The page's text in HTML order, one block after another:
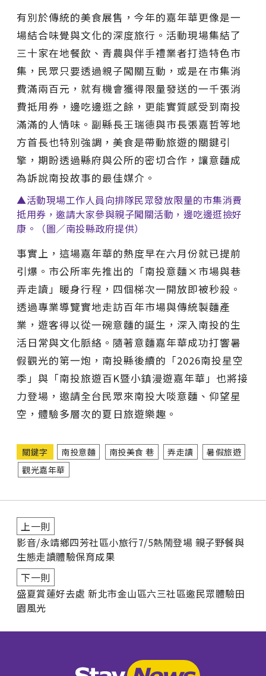
有別於傳統的美食展售，今年的嘉年華更像是一
場結合味覺與文化的深度旅行。活動現場集結了
三十家在地餐飲、青農與伴手禮業者打造特色市
集，民眾只要透過親子闖關互動，或是在市集消
費滿兩百元，就有機會獲得限量發送的一千張消
費抵用券，邊吃邊逛之餘，更能實質感受到南投
滿滿的人情味。副縣長王瑞德與市長張嘉哲等地
方首長也特別強調，美食是帶動旅遊的關鍵引
擎，期盼透過縣府與公所的密切合作，讓意麵成
為訴說南投故事的最佳媒介。
▲活動現場工作人員向排隊民眾發放限量的市集消費
抵用券，邀請大家參與親子闖關活動，邊吃邊逛撿好
康。（圖／南投縣政府提供）
事實上，這場嘉年華的熱度早在六月份就已提前
引爆。市公所率先推出的「南投意麵×市場與巷
弄走讀」暖身行程，四個梯次一開放即被秒殺。
透過專業導覽實地走訪百年市場與傳統製麵產
業，遊客得以從一碗意麵的誕生，深入南投的生
活日常與文化脈絡。隨著意麵嘉年華成功打響暑
假觀光的第一炮，南投縣後續的「2026南投星空
季」與「南投旅遊百K暨小鎮漫遊嘉年華」也將接
力登場，邀請全台民眾來南投大啖意麵、仰望星
空，體驗多層次的夏日旅遊樂趣。
關鍵字 南投意麵 南投美食 巷 弄走讀
暑假旅遊
觀光嘉年華
上一則
影音/永靖鄉四芳社區小旅行7/5熱鬧登場 親子野餐與
生態走讀體驗保育成果
下一則
盛夏賞蓮好去處 新北市金山區六三社區邀民眾體驗田
園風光